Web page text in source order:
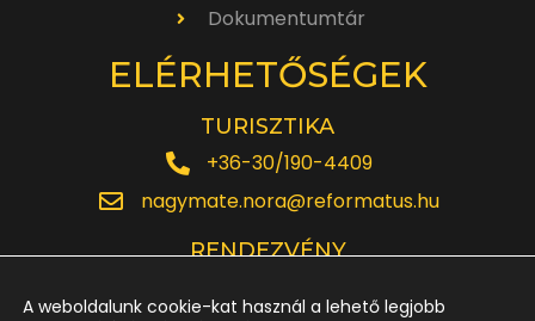
Dokumentumtár
ELÉRHETŐSÉGEK
TURISZTIKA
+36-30/190-4409
nagymate.nora@reformatus.hu
RENDEZVÉNY
A weboldalunk cookie-kat használ a lehető legjobb